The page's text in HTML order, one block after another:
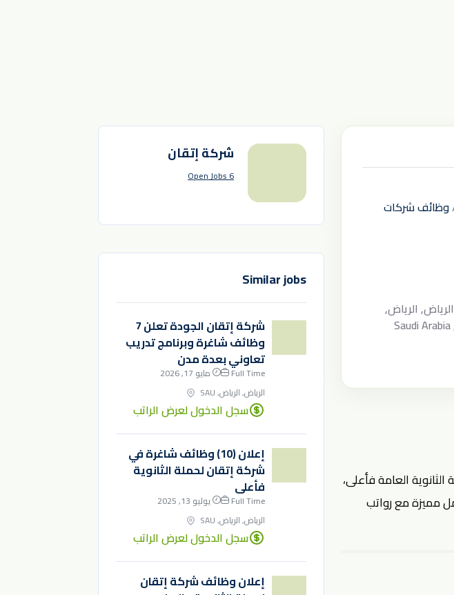
وظائف شركات
الرياض,
Saudi
العامة فأعلى،
مميزة مع رواتب
شركة إتقان
6 Open Jobs
Similar jobs
شركة إتقان الجودة تعلن 7
وظائف شاغرة وبرنامج تدريب
تعاوني بعدة مدن
Full Time
مايو 17, 2026
الرياض, الرياض, SAU
سجل الدخول لعرض الراتب
إعلان (10) وظائف شاغرة في
شركة إتقان لحملة الثانوية
فأعلى
Full Time
يوليو 13, 2025
الرياض, الرياض, SAU
سجل الدخول لعرض الراتب
إعلان وظائف شركة إتقان